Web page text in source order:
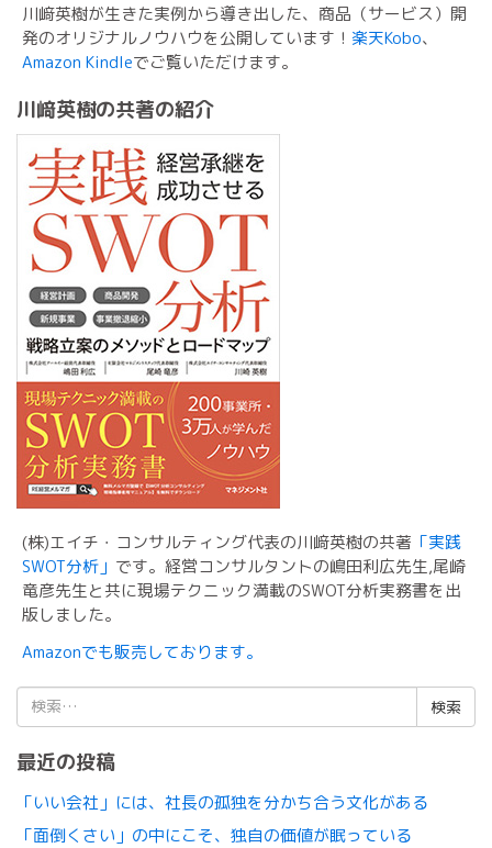
川﨑英樹が生きた実例から導き出した、商品（サービス）開
発のオリジナルノウハウを公開しています！ 楽天Kobo、
Amazon Kindleでご覧いただけます。
川﨑英樹の共著の紹介
(株)エイチ・コンサルティング代表の川﨑英樹の共著 「実践
SWOT分析」 です。経営コンサルタントの嶋田利広先生,尾崎
竜彦先生と共に現場テクニック満載のSWOT分析実務書を出
版しました。
Amazonでも販売しております。
検
索:
最近の投稿
「いい会社」には、社長の孤独を分かち合う文化がある
「面倒くさい」の中にこそ、独自の価値が眠っている